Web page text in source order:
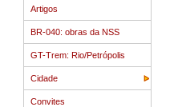
Artigos
BR-040: obras da NSS
GT-Trem: Rio/Petrópolis
Cidade
Convites